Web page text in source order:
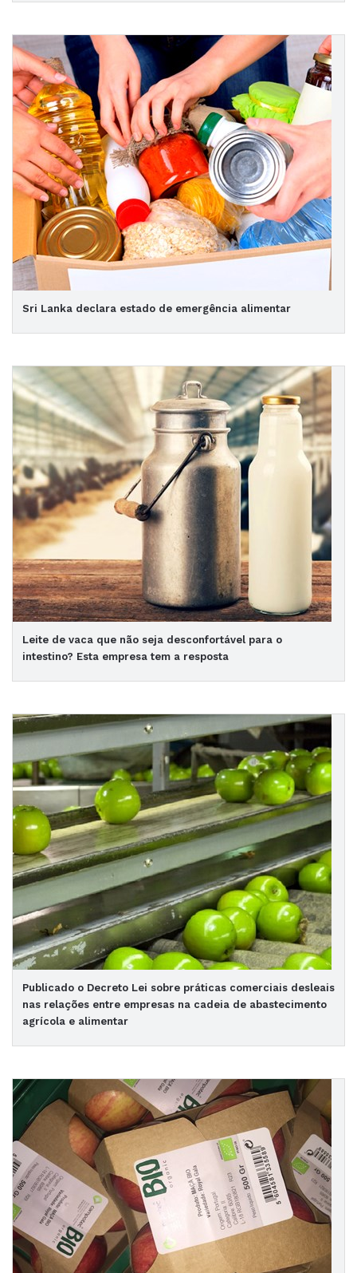
Sri Lanka declara estado de emergência alimentar
Leite de vaca que não seja desconfortável para o
intestino? Esta empresa tem a resposta
Publicado o Decreto Lei sobre práticas comerciais desleais
nas relações entre empresas na cadeia de abastecimento
agrícola e alimentar